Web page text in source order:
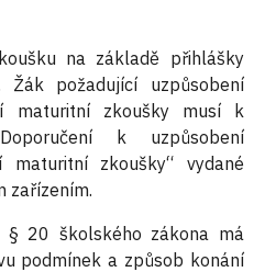
na základě přihlášky
Žák požadující uzpůsobení
maturitní zkoušky musí k
k uzpůsobení
zkoušky“ vydané
zařízením.
§ 20 školského zákona má
podmínek a způsob konání